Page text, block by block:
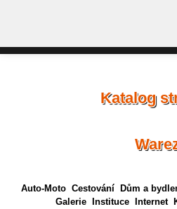
Katalog
Auto-Moto Cestování Dům a
Galerie
Instituce Internet